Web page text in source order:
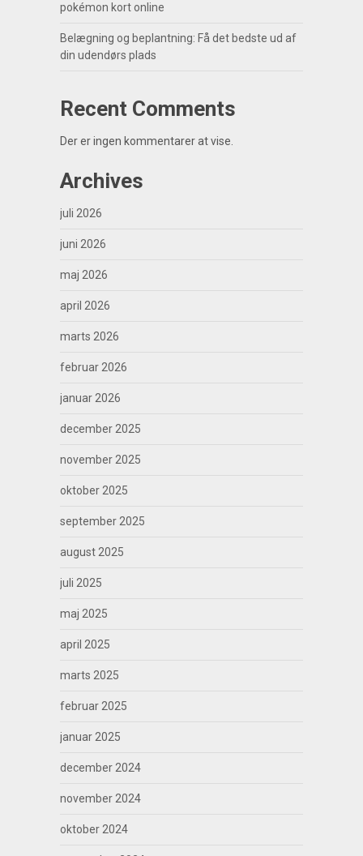
pokémon kort online
Belægning og beplantning: Få det bedste ud af
din udendørs plads
Recent Comments
Der er ingen kommentarer at vise.
Archives
juli 2026
juni 2026
maj 2026
april 2026
marts 2026
februar 2026
januar 2026
december 2025
november 2025
oktober 2025
september 2025
august 2025
juli 2025
maj 2025
april 2025
marts 2025
februar 2025
januar 2025
december 2024
november 2024
oktober 2024